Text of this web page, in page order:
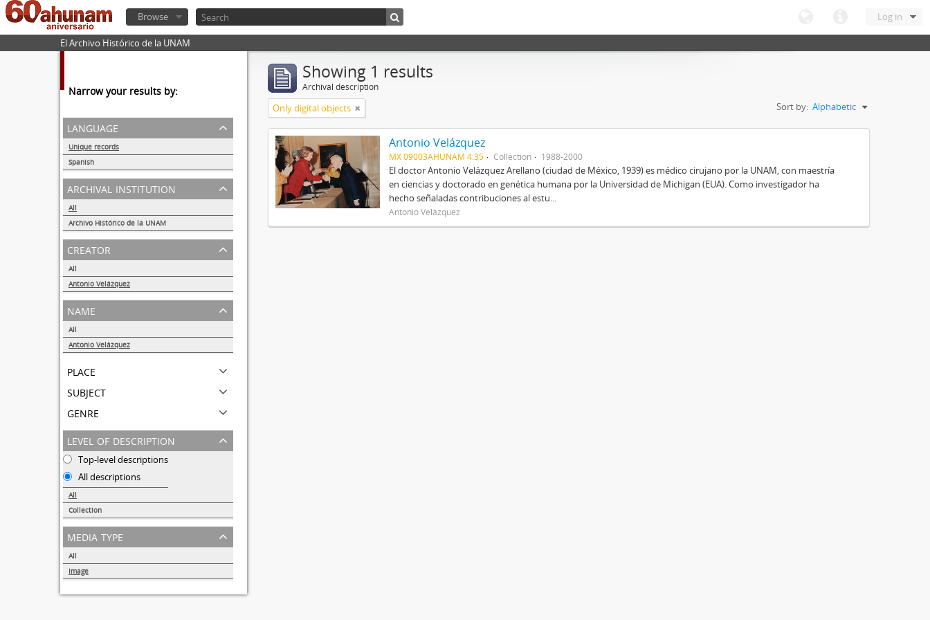
Log in
Browse
El Archivo Histórico de la UNAM
Narrow your results by:
language
Unique records
Spanish
1
archival institution
All
Archivo Histórico de la UNAM
1
creator
All
Antonio Velázquez
1
name
All
Antonio Velázquez
place
subject
genre
level of description
Top-level descriptions
All descriptions
All
Collection
1
media type
All
Image
Showing 1 results
Archival description
Only digital objects Sort by: Alphabetic
Antonio Velázquez
MX 09003AHUNAM 4.35 Collection 1988-2000
El doctor Antonio Velázquez Arellano (ciudad de México, 1939) es médico cirujano por la UNAM, con maestría
en ciencias y doctorado en genética humana por la Universidad de Michigan (EUA). Como investigador ha
hecho señaladas contribuciones al estu...
Antonio Velázquez